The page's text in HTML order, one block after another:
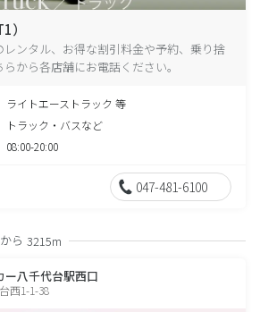
）
レンタル、お得な割引料金や予約、乗り捨
から各店舗にお電話ください。
ライトエーストラック 等
トラック・バスなど
08:00-20:00
047-481-6100
ら 3215m
ー八千代台駅西口
西1-1-38